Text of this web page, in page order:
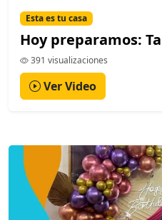
Esta es tu casa
Hoy preparamos:
391 visualizaciones
Ver Video